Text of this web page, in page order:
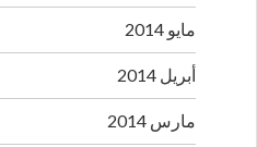
مايو 2014
أبريل 2014
مارس 2014